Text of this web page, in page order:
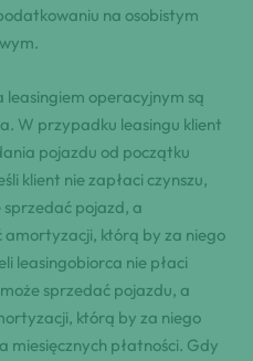
na osobistym
leasingiem operacyjnym są
W przypadku leasingu klient
pojazdu od początku
klient nie zapłaci czynszu,
pojazd, a
amortyzacji, którą by za niego
leasingobiorca nie płaci
sprzedać pojazdu, a
którą by za niego
miesięcznych płatności. Gdy